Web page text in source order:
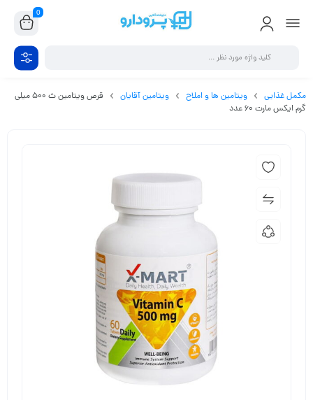
0
مکمل غذایی ویتامین ها و املاح ویتامین آقایان
قرص ویتامین ث 500 میلی
گرم ایکس مارت 60 عدد